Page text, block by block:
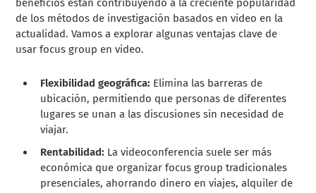
beneficios están contribuyendo a la creciente popularidad
de los métodos de investigación basados en video en la
actualidad. Vamos a explorar algunas ventajas clave de
usar focus group en video.
Flexibilidad geográfica: Elimina las barreras de
ubicación, permitiendo que personas de diferentes
lugares se unan a las discusiones sin necesidad de
viajar.
Rentabilidad: La videoconferencia suele ser más
económica que organizar focus group tradicionales
presenciales, ahorrando dinero en viajes, alquiler de